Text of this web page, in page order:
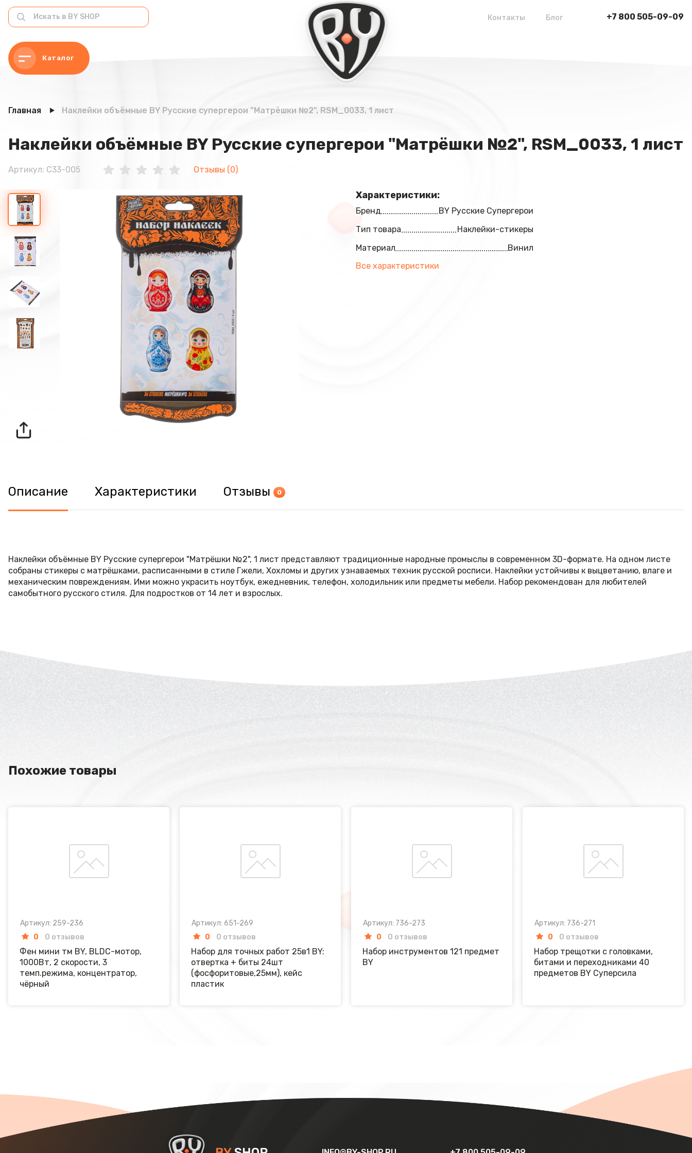
Каталог
+7 800 505-09-09
Контакты Блог
Главная Наклейки объёмные BY Русские супергерои "Матрёшки №2", RSM_0033, 1 лист
Наклейки объёмные BY Русские супергерои "Матрёшки №2", RSM_0033, 1 лист
Артикул: C33-005 Отзывы (0)
Характеристики:
Бренд
BY Русские Супергерои
Тип товара
Наклейки-стикеры
Материал
Винил
Все характеристики
Описание Характеристики Отзывы 0
Наклейки объёмные BY Русские супергерои "Матрёшки №2", 1 лист представляют традиционные народные промыслы в современном 3D-формате. На одном листе
собраны стикеры с матрёшками, расписанными в стиле Гжели, Хохломы и других узнаваемых техник русской росписи. Наклейки устойчивы к выцветанию, влаге и
механическим повреждениям. Ими можно украсить ноутбук, ежедневник, телефон, холодильник или предметы мебели. Набор рекомендован для любителей
самобытного русского стиля. Для подростков от 14 лет и взрослых.
Похожие товары
Артикул: 259-236
0
0 отзывов
Фен мини тм BY, BLDC-мотор,
1000Вт, 2 скорости, 3
темп.режима, концентратор,
чёрный
Артикул: 651-269
0
0 отзывов
Набор для точных работ 25в1 BY:
отвертка + биты 24шт
(фосфоритовые,25мм), кейс
пластик
Артикул: 736-273
0
0 отзывов
Набор инструментов 121 предмет
BY
Артикул: 736-271
0
0 отзывов
Набор трещотки с головками,
битами и переходниками 40
предметов BY Суперсила